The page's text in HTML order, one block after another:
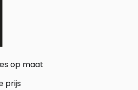
op maat
prijs